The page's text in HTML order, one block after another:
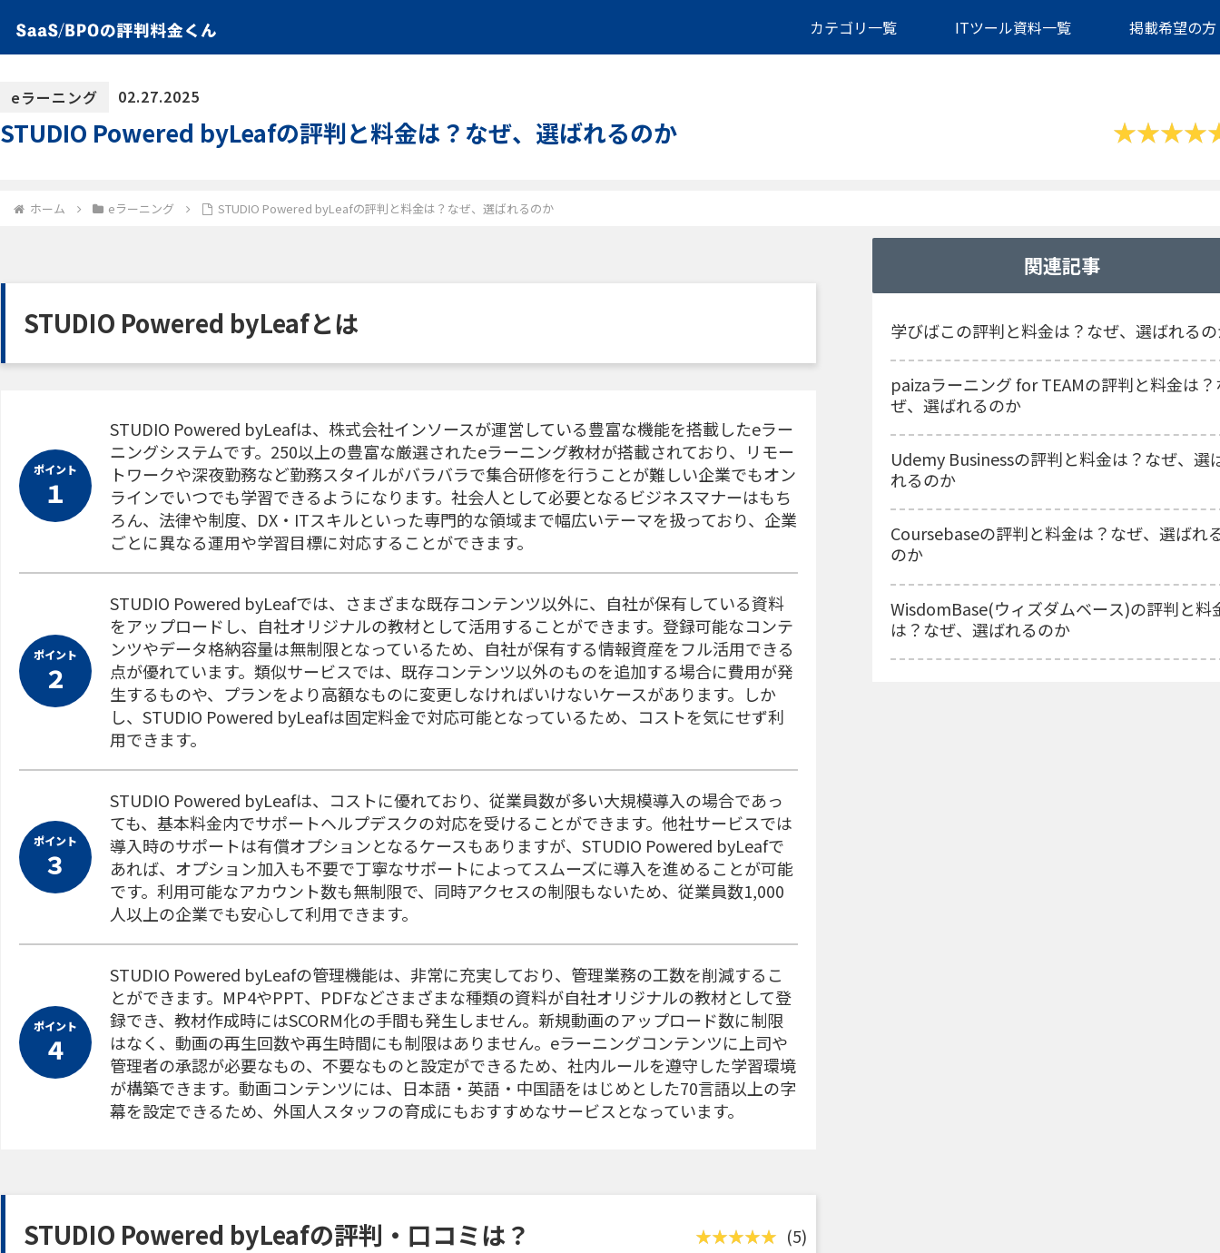
カテゴリ一覧 ITツール資料一覧 掲載希望の方
eラーニング 02.27.2025
STUDIO Powered byLeafの評判と料金は？なぜ、選ばれるのか
ホーム eラーニング STUDIO Powered byLeafの評判と料金は？なぜ、選ばれるのか
STUDIO Powered byLeafとは
ポイント
１
STUDIO Powered byLeafは、株式会社インソースが運営している豊富な機能を搭載したeラー
ニングシステムです。250以上の豊富な厳選されたeラーニング教材が搭載されており、リモー
トワークや深夜勤務など勤務スタイルがバラバラで集合研修を行うことが難しい企業でもオン
ラインでいつでも学習できるようになります。社会人として必要となるビジネスマナーはもち
ろん、法律や制度、DX・ITスキルといった専門的な領域まで幅広いテーマを扱っており、企業
ごとに異なる運用や学習目標に対応することができます。
ポイント
２
STUDIO Powered byLeafでは、さまざまな既存コンテンツ以外に、自社が保有している資料
をアップロードし、自社オリジナルの教材として活用することができます。登録可能なコンテ
ンツやデータ格納容量は無制限となっているため、自社が保有する情報資産をフル活用できる
点が優れています。類似サービスでは、既存コンテンツ以外のものを追加する場合に費用が発
生するものや、プランをより高額なものに変更しなければいけないケースがあります。しか
し、STUDIO Powered byLeafは固定料金で対応可能となっているため、コストを気にせず利
用できます。
ポイント
３
STUDIO Powered byLeafは、コストに優れており、従業員数が多い大規模導入の場合であっ
ても、基本料金内でサポートヘルプデスクの対応を受けることができます。他社サービスでは
導入時のサポートは有償オプションとなるケースもありますが、STUDIO Powered byLeafで
あれば、オプション加入も不要で丁寧なサポートによってスムーズに導入を進めることが可能
です。利用可能なアカウント数も無制限で、同時アクセスの制限もないため、従業員数1,000
人以上の企業でも安心して利用できます。
ポイント
４
STUDIO Powered byLeafの管理機能は、非常に充実しており、管理業務の工数を削減するこ
とができます。MP4やPPT、PDFなどさまざまな種類の資料が自社オリジナルの教材として登
録でき、教材作成時にはSCORM化の手間も発生しません。新規動画のアップロード数に制限
はなく、動画の再生回数や再生時間にも制限はありません。eラーニングコンテンツに上司や
管理者の承認が必要なもの、不要なものと設定ができるため、社内ルールを遵守した学習環境
が構築できます。動画コンテンツには、日本語・英語・中国語をはじめとした70言語以上の字
幕を設定できるため、外国人スタッフの育成にもおすすめなサービスとなっています。
STUDIO Powered byLeafの評判・口コミは？ (5)
関連記事
学びばこの評判と料金は？なぜ、選ばれる
paizaラーニング for TEAMの評判と料金は？
ぜ、選ばれるのか
Udemy Businessの評判と料金は？なぜ、選
れるのか
Coursebaseの評判と料金は？なぜ、選ばれ
のか
WisdomBase(ウィズダムベース)の評判と料
は？なぜ、選ばれるのか